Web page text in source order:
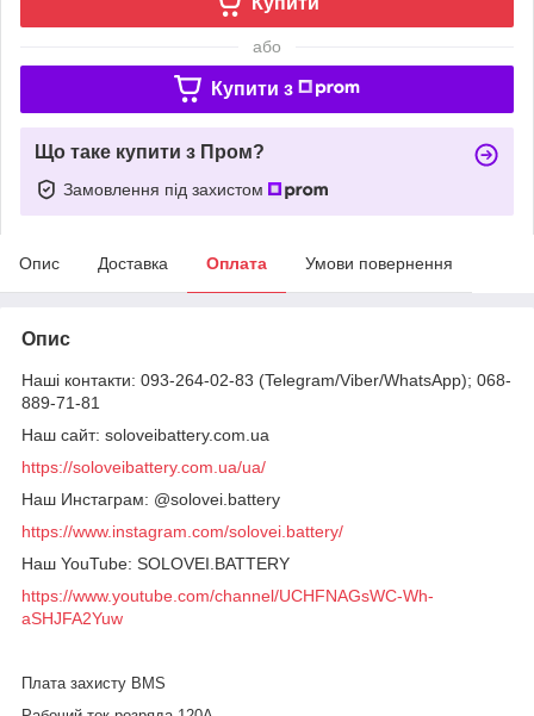
або
Купити з
Що таке купити з Пром?
Замовлення під захистом
Опис Доставка Оплата Умови повернення
Опис
Наші контакти: 093-264-02-83 (Telegram/Viber/WhatsApp); 068-
889-71-81
Наш сайт: soloveibattery.com.ua
https://soloveibattery.com.ua/ua/
Наш Инстаграм: @solovei.battery
https://www.instagram.com/solovei.battery/
Наш YouTube: SOLOVEI.BATTERY
https://www.youtube.com/channel/UCHFNAGsWC-Wh-
aSHJFA2Yuw
Плата захисту BMS